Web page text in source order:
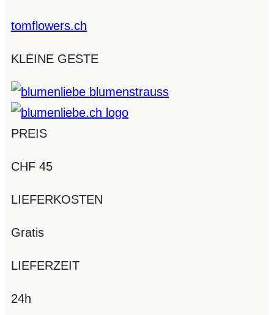
tomflowers.ch
KLEINE GESTE
PREIS
CHF 45
LIEFERKOSTEN
Gratis
LIEFERZEIT
24h